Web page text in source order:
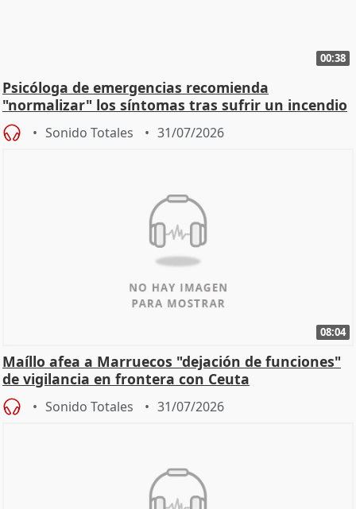
00:38
Psicóloga de emergencias recomienda
"normalizar" los síntomas tras sufrir un incendio
Sonido Totales 31/07/2026
08:04
Maíllo afea a Marruecos "dejación de funciones"
de vigilancia en frontera con Ceuta
Sonido Totales 31/07/2026